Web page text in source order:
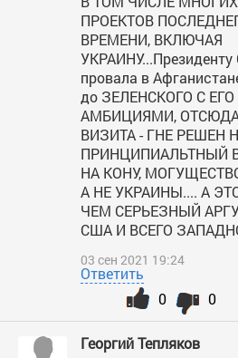
ПРОЕКТОВ
ВРЕМЕНИ, ВКЛЮЧАЯ
провала в
до ЗЕЛЕНСКОГО С ЕГО
АМБИЦИЯМИ,
ВИЗИТА - ГНЕ РЕШЕН
ПРИНЦИПИАЛЬТНЫЙ
НА КОНУ,
А НЕ УКРАИНЫ.... А
ЧЕМ СЕРЬЕЗНЫЙ
США И ВСЕГО
03 сен 2021 19:24
Ответить
0
0
Георгий Тепляков